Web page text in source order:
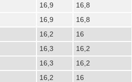
16,9
16,8
16,9 16,8
16,2
16
16,3
16,2
16,3
16,2
16,2
16